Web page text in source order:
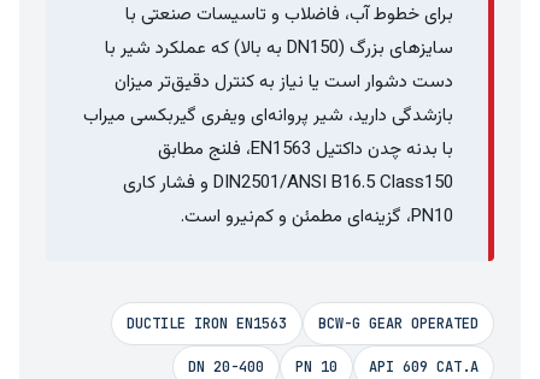
برای خطوط آب، فاضلاب و تاسیسات صنعتی با
سایزهای بزرگ (DN150 به بالا) که عملکرد شیر با
دست دشوار است یا نیاز به کنترل دقیق‌تر میزان
بازشدگی دارید، شیر پروانه‌ای ویفری گیربکسی میراب
با بدنه چدن داکتیل EN1563، فلنج مطابق
DIN2501/ANSI B16.5 Class150 و فشار کاری
PN10، گزینه‌ای مطمئن و کم‌نیرو است.
BCW-G GEAR OPERATED
DUCTILE IRON EN1563
API 609 CAT.A
PN 10
DN 20-400